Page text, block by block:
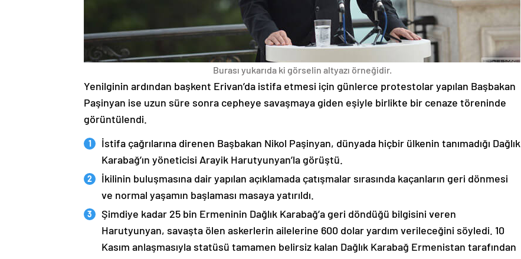
Burası yukarıda ki görselin altyazı örneğidir.
Yenilginin ardından başkent Erivan’da istifa etmesi için günlerce protestolar yapılan Başbakan
Paşinyan ise uzun süre sonra cepheye savaşmaya giden eşiyle birlikte bir cenaze töreninde
görüntülendi.
İstifa çağrılarına direnen Başbakan Nikol Paşinyan, dünyada hiçbir ülkenin tanımadığı Dağlık
Karabağ’ın yöneticisi Arayik Harutyunyan’la görüştü.
İkilinin buluşmasına dair yapılan açıklamada çatışmalar sırasında kaçanların geri dönmesi
ve normal yaşamın başlaması masaya yatırıldı.
Şimdiye kadar 25 bin Ermeninin Dağlık Karabağ’a geri döndüğü bilgisini veren
Harutyunyan, savaşta ölen askerlerin ailelerine 600 dolar yardım verileceğini söyledi. 10
Kasım anlaşmasıyla statüsü tamamen belirsiz kalan Dağlık Karabağ Ermenistan tarafından